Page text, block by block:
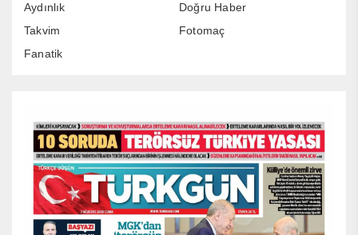
Aydınlık
Doğru Haber
Takvim
Fotomaç
Fanatik